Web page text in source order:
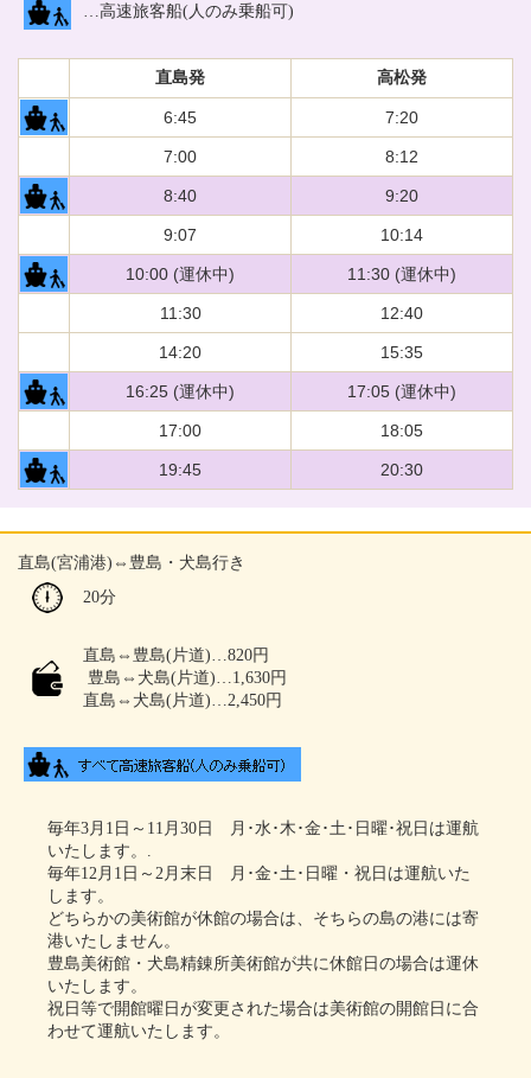
…高速旅客船(人のみ乗船可)
直島発 高松発
6:45 7:20
7:00 8:12
8:40 9:20
9:07 10:14
10:00 (運休中) 11:30 (運休中)
11:30 12:40
14:20 15:35
16:25 (運休中) 17:05 (運休中)
17:00 18:05
19:45 20:30
直島(宮浦港)⇔豊島・犬島行き
20分
直島⇔豊島(片道)…820円
豊島⇔犬島(片道)…1,630円
直島⇔犬島(片道)…2,450円
毎年3月1日～11月30日 月･水･木･金･土･日曜･祝日は運航
いたします。.
毎年12月1日～2月末日 月･金･土･日曜・祝日は運航いた
します。
どちらかの美術館が休館の場合は、そちらの島の港には寄
港いたしません。
豊島美術館・犬島精錬所美術館が共に休館日の場合は運休
いたします。
祝日等で開館曜日が変更された場合は美術館の開館日に合
わせて運航いたします。